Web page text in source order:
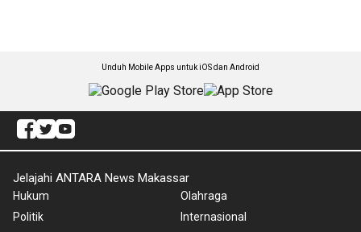
Unduh Mobile Apps untuk iOS dan Android
Jelajahi ANTARA News Makassar
Hukum
Politik
Olahraga
Internasional